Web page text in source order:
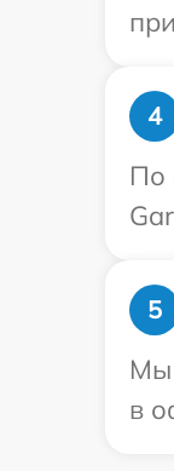
4
По
5
Мы
в